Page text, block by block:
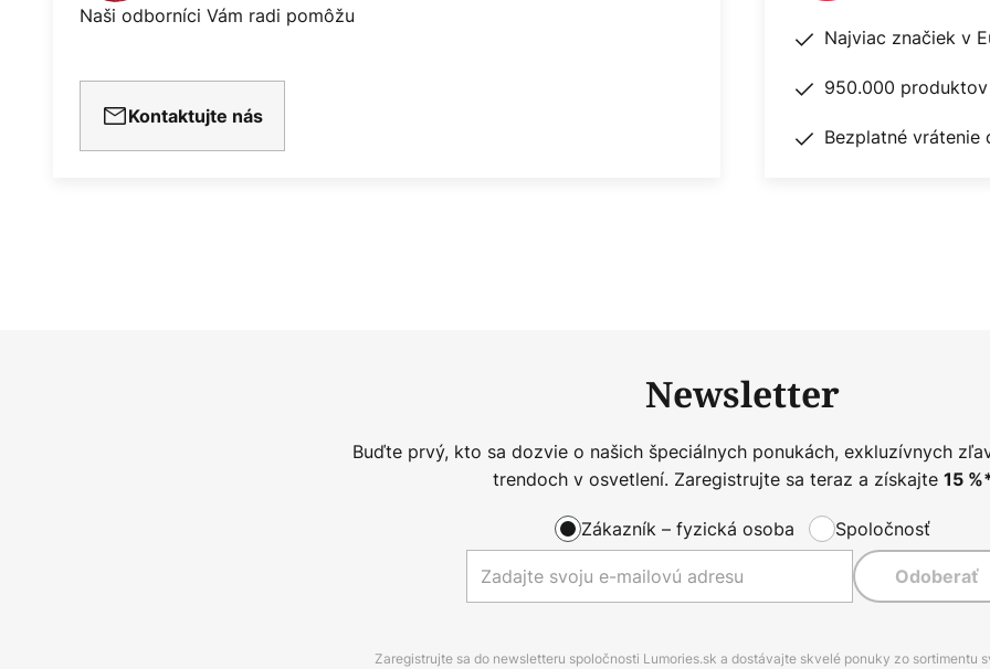
Naši odborníci Vám radi pomôžu
Kontaktujte nás
Najviac značiek v
950.000
Bezplatné vrátenie
Newsletter
Buďte prvý, kto sa dozvie o našich špeciálnych ponukách, exkluzívnych
trendoch v osvetlení. Zaregistrujte sa teraz a získajte 15
Zákazník – fyzická osoba Spoločnosť
Odoberať
Zaregistrujte sa do newsletteru spoločnosti Lumories.sk a dostávajte skvelé ponuky zo sortimentu